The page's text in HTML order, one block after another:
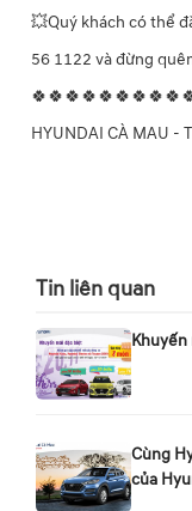
💥Quý khách có thể
56 1122 và đừng
HYUNDAI CÀ MAU -
Tin liên quan
Cùng
của